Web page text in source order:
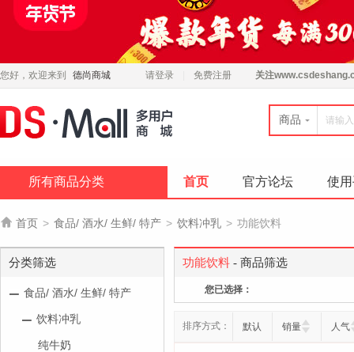
您好，欢迎来到 德尚商城 请登录 免费注册 关注
商品
所有商品分类 首页 官方论坛 使
 首页 > 食品/ 酒水/ 生鲜/ 特产 > 饮料冲乳 > 功能饮料
分类筛选
食品/ 酒水/ 生鲜/ 特产
饮料冲乳
纯牛奶
功能饮料 - 商品筛选
您已选择：
排序方式： 默认 销量 人气